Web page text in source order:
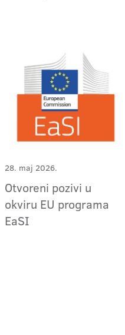
28. maj 2026.
Otvoreni pozivi u
okviru EU programa
EaSI